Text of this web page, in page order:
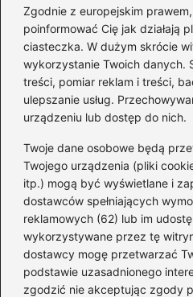
Zgodnie z europejskim
poinformować Cię jak działają
ciasteczka. W dużym skrócie
wykorzystanie Twoich danych.
treści, pomiar reklam i treści,
ulepszanie usług.
urządzeniu lub dostęp do nich.
Twoje dane osobowe będą
Twojego urządzenia (pliki
itp.) mogą być wyświetlane i
dostawców spełniających
reklamowych (62) lub im
wykorzystywane przez tę
dostawcy mogę przetwarzać
podstawie uzasadnionego
zgodzić nie akceptując zgody
Sprawdź, co warto
Jakie są limity
samolocie?
Jak długo trwa lot z
Dominikanę?
wiedzieć!